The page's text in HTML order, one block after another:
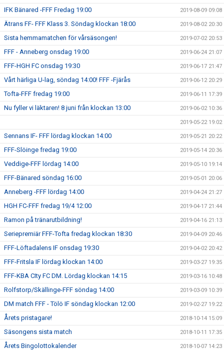
IFK Bänared -FFF Fredag 19:00 2019-08-09 09:08
Ätrans FF- FFF Klass 3. Söndag klockan 18:00 2019-08-02 20:30
Sista hemmamatchen för vårsäsongen! 2019-07-02 20:53
FFF - Anneberg onsdag 19:00 2019-06-24 21:07
FFF-HGH FC onsdag 19:30 2019-06-17 21:47
Vårt härliga U-lag, söndag 14:00! FFF -Fjärås 2019-06-12 20:29
Tofta-FFF fredag 19:00 2019-06-11 17:39
Nu fyller vi läktaren! 8 juni från klockan 13:00 2019-06-02 10:36
2019-05-22 19:02
Sennans IF- FFF lördag klockan 14:00 2019-05-21 20:22
FFF-Slöinge fredag 19:00 2019-05-14 20:36
Veddige-FFF lördag 14:00 2019-05-10 19:14
FFF-Bänared söndag 16:00 2019-05-01 20:06
Anneberg -FFF lördag 14:00 2019-04-24 21:27
HGH FC-FFF fredag 19/4 12:00 2019-04-17 21:44
Ramon på tränarutbildning! 2019-04-16 21:13
Seriepremiär FFF-Tofta fredag klockan 18:30 2019-04-09 20:46
FFF-Löftadalens IF onsdag 19:30 2019-04-02 20:42
FFF-Fritsla IF lördag klockan 14:00 2019-03-27 19:35
FFF-KBA CIty FC DM. Lördag klockan 14:15 2019-03-16 10:48
Rolfstorp/Skällinge-FFF söndag 14:00 2019-03-09 10:39
DM match FFF - Tölö IF söndag klockan 12:00 2019-02-27 19:22
Årets pristagare! 2018-10-14 15:09
Säsongens sista match 2018-10-11 17:35
Årets Bingolottokalender 2018-10-07 14:23